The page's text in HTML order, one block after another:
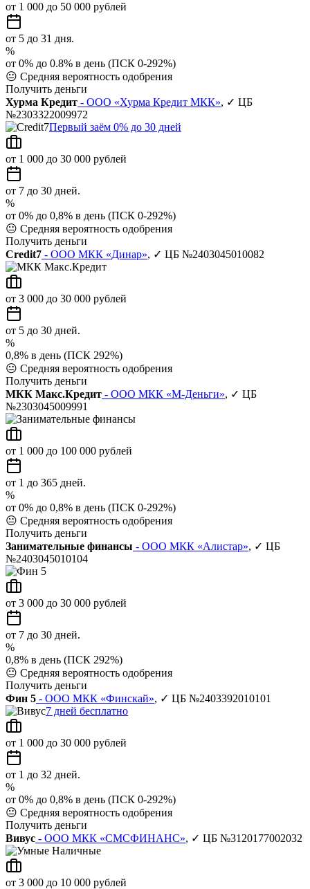
от 1 000 до 50 000 рублей
от 5 до 31 дня.
%
от 0% до 0.8% в день (ПСК 0-292%)
😐 Средняя вероятность одобрения
Получить деньги
Хурма Кредит - ООО «Хурма Кредит МКК», ✓ ЦБ
№2303322009972
Первый заём 0% до 30 дней
от 1 000 до 30 000 рублей
от 7 до 30 дней.
%
от 0% до 0,8% в день (ПСК 0-292%)
😐 Средняя вероятность одобрения
Получить деньги
Credit7 - ООО МКК «Динар», ✓ ЦБ №2403045010082
от 3 000 до 30 000 рублей
от 5 до 30 дней.
%
0,8% в день (ПСК 292%)
😐 Средняя вероятность одобрения
Получить деньги
МКК Макс.Кредит - ООО МКК «М-Деньги», ✓ ЦБ
№2303045009991
от 1 000 до 100 000 рублей
от 1 до 365 дней.
%
от 0% до 0,8% в день (ПСК 0-292%)
😐 Средняя вероятность одобрения
Получить деньги
Занимательные финансы - ООО МКК «Алистар», ✓ ЦБ
№2403045010104
от 3 000 до 30 000 рублей
от 7 до 30 дней.
%
0,8% в день (ПСК 292%)
😐 Средняя вероятность одобрения
Получить деньги
Фин 5 - ООО МКК «Финскай», ✓ ЦБ №2403392010101
7 дней бесплатно
от 1 000 до 30 000 рублей
от 1 до 32 дней.
%
от 0% до 0,8% в день (ПСК 0-292%)
😐 Средняя вероятность одобрения
Получить деньги
Вивус - ООО МКК «СМСФИНАНС», ✓ ЦБ №3120177002032
от 3 000 до 10 000 рублей